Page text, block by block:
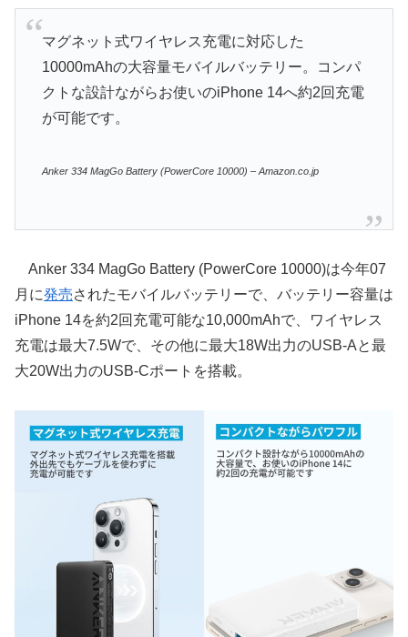
マグネット式ワイヤレス充電に対応した
10000mAhの大容量モバイルバッテリー。コンパ
クトな設計ながらお使いのiPhone 14へ約2回充電
が可能です。
Anker 334 MagGo Battery (PowerCore 10000) – Amazon.co.jp
Anker 334 MagGo Battery (PowerCore 10000)は今年07
月に発売されたモバイルバッテリーで、バッテリー容量は
iPhone 14を約2回充電可能な10,000mAhで、ワイヤレス
充電は最大7.5Wで、その他に最大18W出力のUSB-Aと最
大20W出力のUSB-Cポートを搭載。